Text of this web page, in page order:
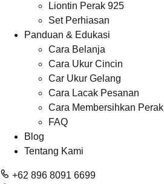
Liontin Perak 925
Set Perhiasan
Panduan & Edukasi
Cara Belanja
Cara Ukur Cincin
Car Ukur Gelang
Cara Lacak Pesanan
Cara Membersihkan Perak
FAQ
Blog
Tentang Kami
+62 896 8091 6699